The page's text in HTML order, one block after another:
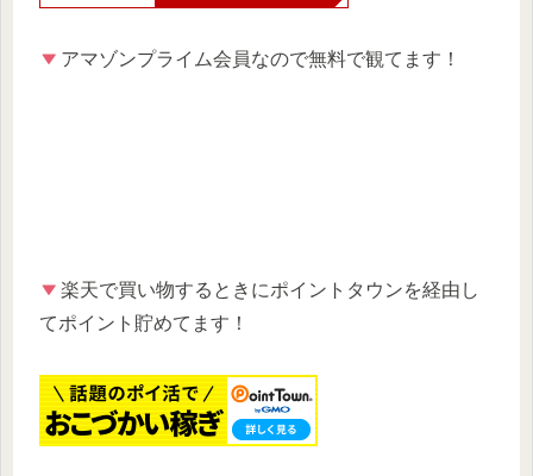
アマゾンプライム会員なので無料で観てます！
楽天で買い物するときにポイントタウンを経由し
てポイント貯めてます！